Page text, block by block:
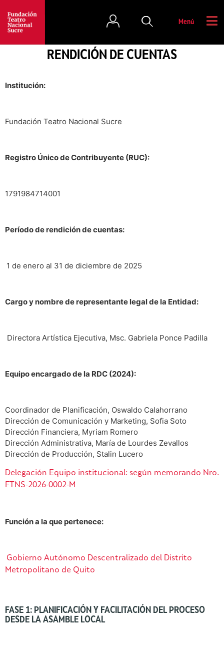
Menú
RENDICIÓN DE CUENTAS
Institución:
Fundación Teatro Nacional Sucre
Registro Único de Contribuyente (RUC):
1791984714001
Período de rendición de cuentas:
1 de enero al 31 de diciembre de 2025
Cargo y nombre de representante legal de la Entidad:
Directora Artística Ejecutiva, Msc. Gabriela Ponce Padilla
Equipo encargado de la RDC (2024):
Coordinador de Planificación, Oswaldo Calahorrano
Dirección de Comunicación y Marketing, Sofia Soto
Dirección Financiera, Myriam Romero
Dirección Administrativa, María de Lourdes Zevallos
Dirección de Producción, Stalin Lucero
Delegación Equipo institucional: según memorando Nro.
FTNS-2026-0002-M
Función a la que pertenece:
Gobierno Autónomo Descentralizado del Distrito
Metropolitano de Quito
FASE 1: PLANIFICACIÓN Y FACILITACIÓN DEL PROCESO
DESDE LA ASAMBLE LOCAL